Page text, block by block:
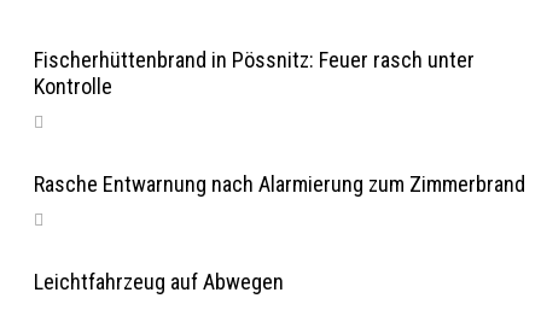
Fischerhüttenbrand in Pössnitz: Feuer rasch unter
Kontrolle
Rasche Entwarnung nach Alarmierung zum Zimmerbrand
Leichtfahrzeug auf Abwegen